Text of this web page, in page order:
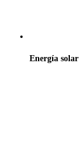
Energía solar